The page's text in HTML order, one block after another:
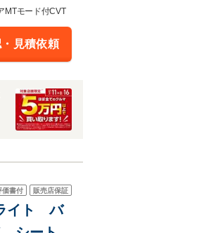
MTモード付CVT
見積依頼
価書付 販売店保証
イト バ